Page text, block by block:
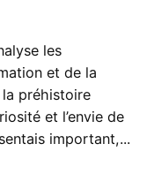
les
et de la
préhistoire
et l’envie de
important,...